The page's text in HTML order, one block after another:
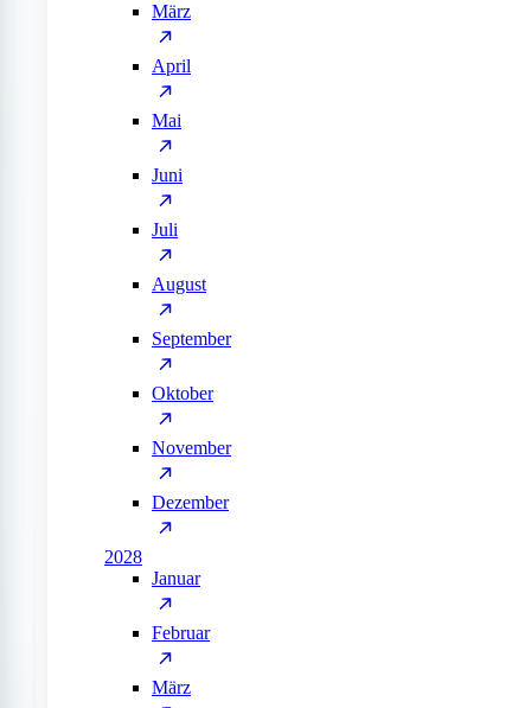
März
April
Mai
Juni
Juli
August
September
Oktober
November
Dezember
2028
Januar
Februar
März